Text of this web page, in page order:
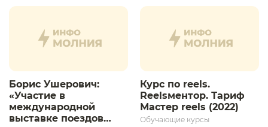
Борис Ушерович:
«Участие в
международной
выставке поездов
Курс по reels.
Reelsментор. Тариф
Мастер reels (2022)
Обучающие курсы